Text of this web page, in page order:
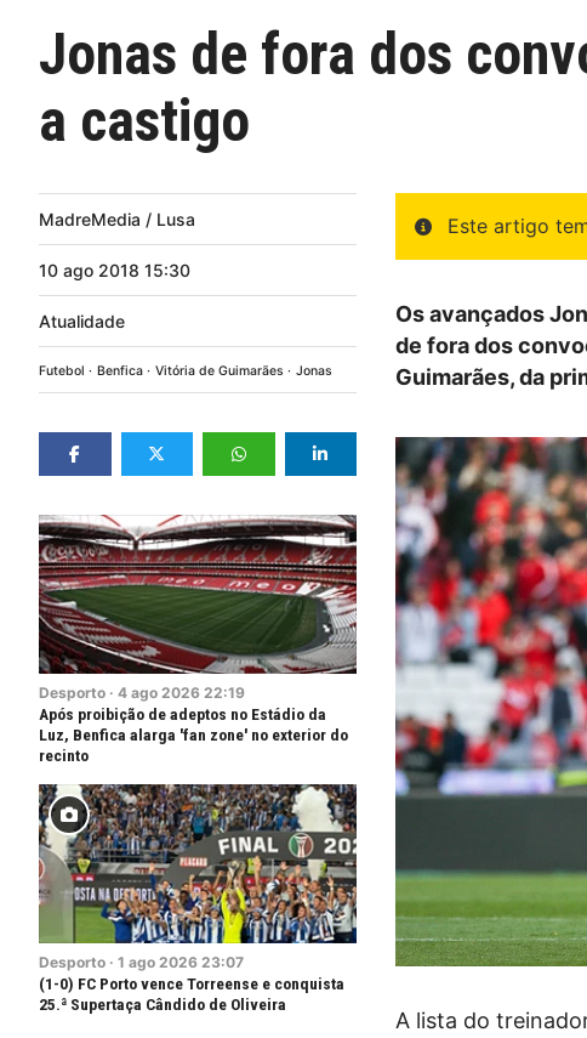
Jonas de fora dos
a castigo
MadreMedia / Lusa
10 ago 2018 15:30
Atualidade
Futebol Benfica Vitória de Guimarães Jonas
Desporto · 4 ago 2026 22:19
Após proibição de adeptos no Estádio da
Luz, Benfica alarga 'fan zone' no exterior do
recinto
Desporto · 1 ago 2026 23:07
(1-0) FC Porto vence Torreense e conquista
25.ª Supertaça Cândido de Oliveira
Este artigo
Os avançados
de fora dos
Guimarães, da
A lista do